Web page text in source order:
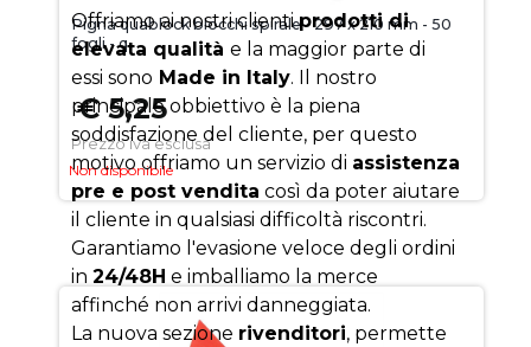
Pigna quablock blocchi spirale - 297 x 210 mm - 50
fogli - q
€ 5,25
Prezzo iva esclusa
Non disponibile
Offriamo ai nostri clientiprodotti di
elevata qualità e la maggior parte di
essi sono Made in Italy. Il nostro
principale obbiettivo è la piena
soddisfazione del cliente, per questo
motivo offriamo un servizio di assistenza
pre e post vendita così da poter aiutare
il cliente in qualsiasi difficoltà riscontri.
Garantiamo l'evasione veloce degli ordini
in 24/48H e imballiamo la merce
affinché non arrivi danneggiata.
La nuova sezione rivenditori, permette